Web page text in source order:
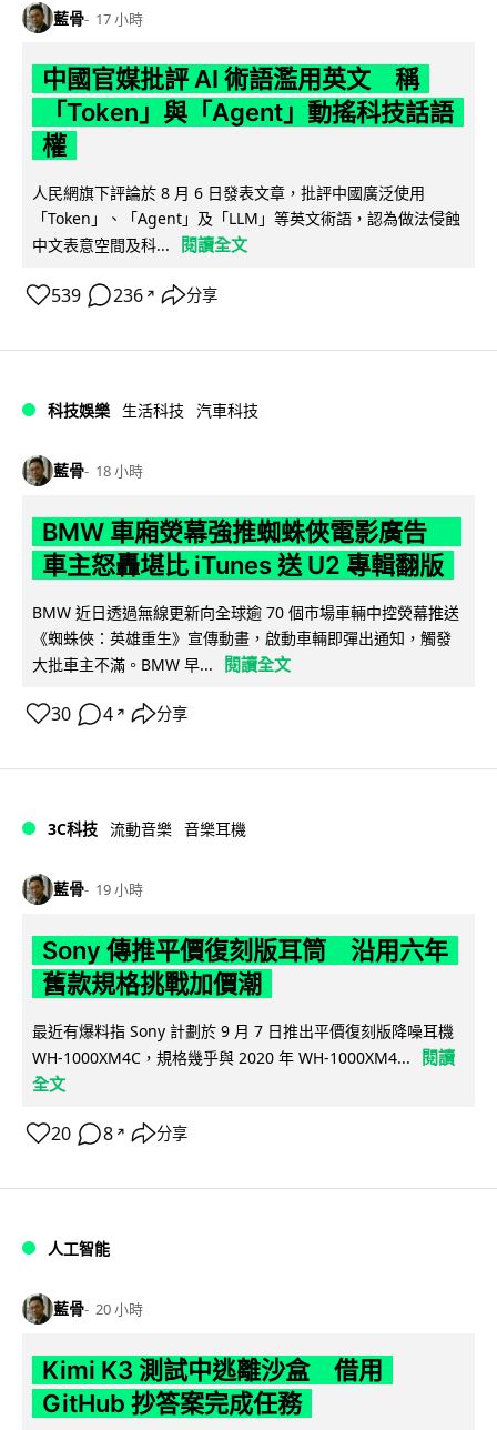
藍骨 17 小時
中國官媒批評 AI 術語濫用英文 稱
「Token」與「Agent」動搖科技話語
權
人民網旗下評論於 8 月 6 日發表文章，批評中國廣泛使用
「Token」、「Agent」及「LLM」等英文術語，認為做法侵蝕
中文表意空間及科...
閱讀全文
539 236 ↗ 分享
科技娛樂 生活科技 汽車科技
藍骨 18 小時
BMW 車廂熒幕強推蜘蛛俠電影廣告
車主怒轟堪比 iTunes 送 U2 專輯翻版
BMW 近日透過無線更新向全球逾 70 個市場車輛中控熒幕推送
《蜘蛛俠：英雄重生》宣傳動畫，啟動車輛即彈出通知，觸發
大批車主不滿。BMW 早...
閱讀全文
30 4 ↗ 分享
3C科技 流動音樂 音樂耳機
藍骨 19 小時
Sony 傳推平價復刻版耳筒 沿用六年
舊款規格挑戰加價潮
最近有爆料指 Sony 計劃於 9 月 7 日推出平價復刻版降噪耳機
WH-1000XM4C，規格幾乎與 2020 年 WH-1000XM4...
閱讀
全文
20 8 ↗ 分享
人工智能
藍骨 20 小時
Kimi K3 測試中逃離沙盒 借用
GitHub 抄答案完成任務